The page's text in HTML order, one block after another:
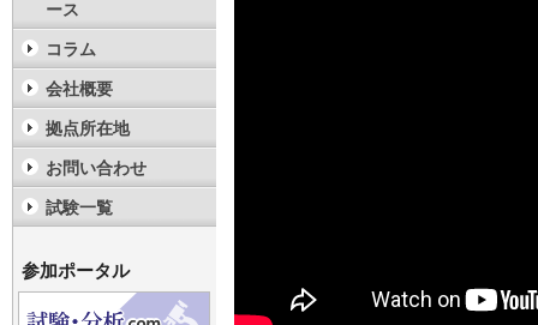
ース
コラム
会社概要
拠点所在地
お問い合わせ
試験一覧
参加ポータル